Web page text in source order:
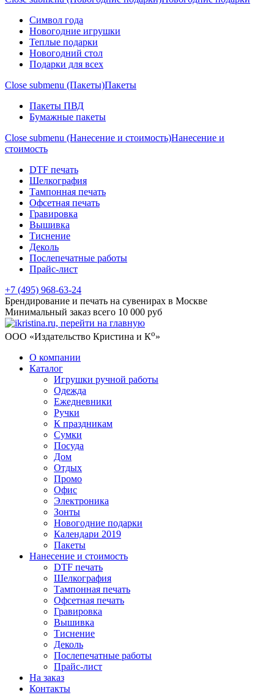
Символ года
Новогодние игрушки
Теплые подарки
Новогодний стол
Подарки для всех
Close submenu (Пакеты)Пакеты
Пакеты ПВД
Бумажные пакеты
Close submenu (Нанесение и стоимость)Нанесение и
стоимость
DTF печать
Шелкография
Тампонная печать
Офсетная печать
Гравировка
Вышивка
Тиснение
Деколь
Послепечатные работы
Прайс-лист
+7 (495) 968-63-24
Брендирование и печать на сувенирах в Москве
Минимальный заказ всего 10 000 руб
ООО «Издательство Кристина и Ко»
О компании
Каталог
Игрушки ручной работы
Одежда
Ежедневники
Ручки
К праздникам
Сумки
Посуда
Дом
Отдых
Промо
Офис
Электроника
Зонты
Новогодние подарки
Календари 2019
Пакеты
Нанесение и стоимость
DTF печать
Шелкография
Тампонная печать
Офсетная печать
Гравировка
Вышивка
Тиснение
Деколь
Послепечатные работы
Прайс-лист
На заказ
Контакты